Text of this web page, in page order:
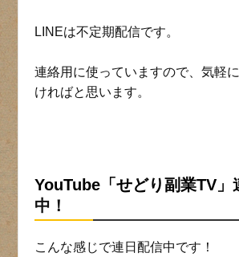
LINEは不定期配信です。
連絡用に使っていますので、気軽
ければと思います。
YouTube「せどり副業TV」
中！
こんな感じで連日配信中です！